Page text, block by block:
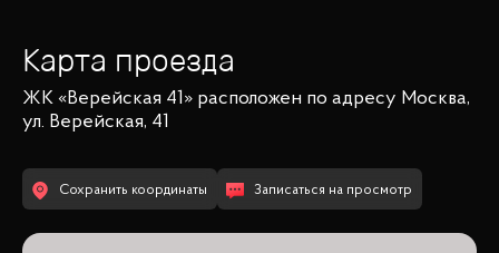
Карта проезда
ЖК «Верейская 41» расположен по адресу Москва,
ул. Верейская, 41
Сохранить координаты Записаться на просмотр